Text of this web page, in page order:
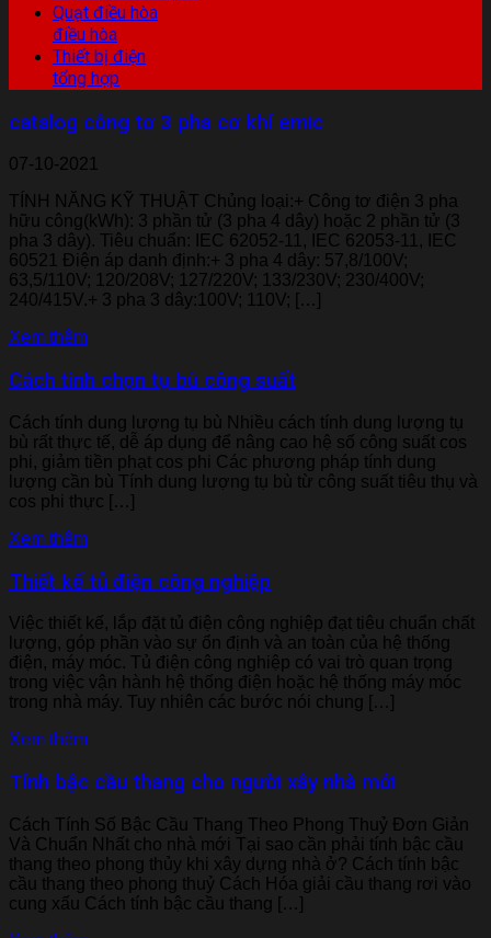
Quạt điều hòa
điều hòa
Thiết bị điện
tổng hợp
catalog công tơ 3 pha cơ khí emic
07-10-2021
TÍNH NĂNG KỸ THUẬT Chủng loại:+ Công tơ điện 3 pha
hữu công(kWh): 3 phần tử (3 pha 4 dây) hoặc 2 phần tử (3
pha 3 dây). Tiêu chuẩn: IEC 62052-11, IEC 62053-11, IEC
60521 Điện áp danh định:+ 3 pha 4 dây: 57,8/100V;
63,5/110V; 120/208V; 127/220V; 133/230V; 230/400V;
240/415V.+ 3 pha 3 dây:100V; 110V; […]
Xem thêm
Cách tính chọn tụ bù công suất
Cách tính dung lượng tụ bù Nhiều cách tính dung lượng tụ
bù rất thực tế, dễ áp dụng để nâng cao hệ số công suất cos
phi, giảm tiền phạt cos phi Các phương pháp tính dung
lượng cần bù Tính dung lượng tụ bù từ công suất tiêu thụ và
cos phi thực […]
Xem thêm
Thiết kế tủ điện công nghiệp
Việc thiết kế, lắp đặt tủ điện công nghiệp đạt tiêu chuẩn chất
lượng, góp phần vào sự ổn định và an toàn của hệ thống
điện, máy móc. Tủ điện công nghiệp có vai trò quan trọng
trong việc vận hành hệ thống điện hoặc hệ thống máy móc
trong nhà máy. Tuy nhiên các bước nói chung […]
Xem thêm
Tính bậc cầu thang cho người xây nhà mới
Cách Tính Số Bậc Cầu Thang Theo Phong Thuỷ Đơn Giản
Và Chuẩn Nhất cho nhà mới Tại sao cần phải tính bậc cầu
thang theo phong thủy khi xây dựng nhà ở? Cách tính bậc
cầu thang theo phong thuỷ Cách Hóa giải cầu thang rơi vào
cung xấu Cách tính bậc cầu thang […]